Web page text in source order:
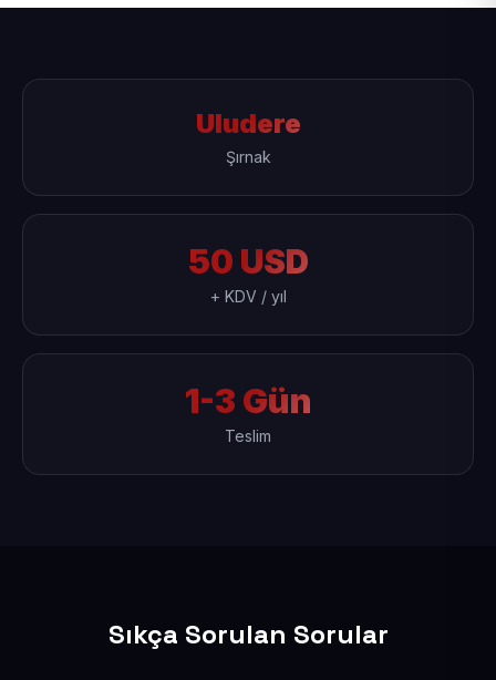
Uludere
Şırnak
50 USD
+ KDV / yıl
1-3 Gün
Teslim
Sıkça Sorulan Sorular